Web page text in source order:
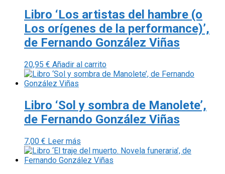
Libro ‘Los artistas del hambre (o
Los orígenes de la performance)’,
de Fernando González Viñas
20,95 € Añadir al carrito
Libro ‘Sol y sombra de Manolete’,
de Fernando González Viñas
7,00 € Leer más